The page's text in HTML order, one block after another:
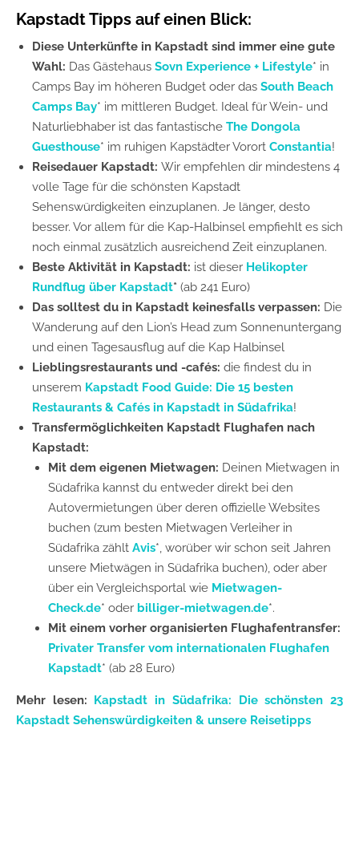
Kapstadt Tipps auf einen Blick:
Diese Unterkünfte in Kapstadt sind immer eine gute
Wahl: Das Gästehaus Sovn Experience + Lifestyle* in
Camps Bay im höheren Budget oder das South Beach
Camps Bay* im mittleren Budget. Ideal für Wein- und
Naturliebhaber ist das fantastische The Dongola
Guesthouse* im ruhigen Kapstädter Vorort Constantia!
Reisedauer Kapstadt: Wir empfehlen dir mindestens 4
volle Tage für die schönsten Kapstadt
Sehenswürdigkeiten einzuplanen. Je länger, desto
besser. Vor allem für die Kap-Halbinsel empfiehlt es sich
noch einmal zusätzlich ausreichend Zeit einzuplanen.
Beste Aktivität in Kapstadt: ist dieser Helikopter
Rundflug über Kapstadt* (ab 241 Euro)
Das solltest du in Kapstadt keinesfalls verpassen: Die
Wanderung auf den Lion’s Head zum Sonnenuntergang
und einen Tagesausflug auf die Kap Halbinsel
Lieblingsrestaurants und -cafés: die findest du in
unserem Kapstadt Food Guide: Die 15 besten
Restaurants & Cafés in Kapstadt in Südafrika!
Transfermöglichkeiten Kapstadt Flughafen nach
Kapstadt:
Mit dem eigenen Mietwagen: Deinen Mietwagen in
Südafrika kannst du entweder direkt bei den
Autovermietungen über deren offizielle Websites
buchen (zum besten Mietwagen Verleiher in
Südafrika zählt Avis*, worüber wir schon seit Jahren
unsere Mietwägen in Südafrika buchen), oder aber
über ein Vergleichsportal wie Mietwagen-
Check.de* oder billiger-mietwagen.de*.
Mit einem vorher organisierten Flughafentransfer:
Privater Transfer vom internationalen Flughafen
Kapstadt* (ab 28 Euro)
Mehr lesen: Kapstadt in Südafrika: Die schönsten 23
Kapstadt Sehenswürdigkeiten & unsere Reisetipps